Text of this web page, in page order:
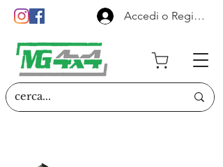
Accedi o Registrati